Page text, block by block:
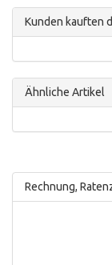
Kunden kauften
Ähnliche Artikel
Rechnung,